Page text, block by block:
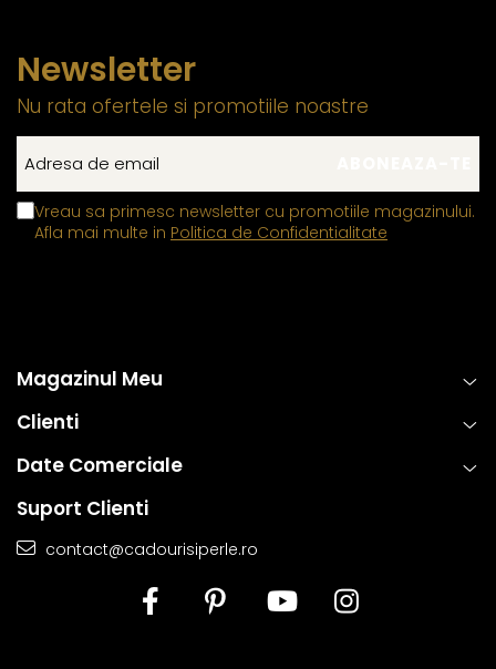
Newsletter
Nu rata ofertele si promotiile noastre
Vreau sa primesc newsletter cu promotiile magazinului.
Afla mai multe in Politica de Confidentialitate
Magazinul Meu
Clienti
Date Comerciale
Suport Clienti
contact@cadourisiperle.ro